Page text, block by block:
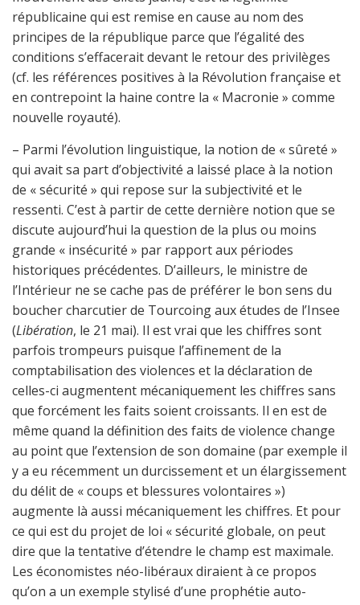
républicaine qui est remise en cause au nom des
principes de la république parce que l’égalité des
conditions s’effacerait devant le retour des privilèges
(cf. les références positives à la Révolution française et
en contrepoint la haine contre la « Macronie » comme
nouvelle royauté).
– Parmi l’évolution linguistique, la notion de « sûreté »
qui avait sa part d’objectivité a laissé place à la notion
de « sécurité » qui repose sur la subjectivité et le
ressenti. C’est à partir de cette dernière notion que se
discute aujourd’hui la question de la plus ou moins
grande « insécurité » par rapport aux périodes
historiques précédentes. D’ailleurs, le ministre de
l’Intérieur ne se cache pas de préférer le bon sens du
boucher charcutier de Tourcoing aux études de l’Insee
(Libération, le 21 mai). Il est vrai que les chiffres sont
parfois trompeurs puisque l’affinement de la
comptabilisation des violences et la déclaration de
celles-ci augmentent mécaniquement les chiffres sans
que forcément les faits soient croissants. Il en est de
même quand la définition des faits de violence change
au point que l’extension de son domaine (par exemple il
y a eu récemment un durcissement et un élargissement
du délit de « coups et blessures volontaires »)
augmente là aussi mécaniquement les chiffres. Et pour
ce qui est du projet de loi « sécurité globale, on peut
dire que la tentative d’étendre le champ est maximale.
Les économistes néo-libéraux diraient à ce propos
qu’on a un exemple stylisé d’une prophétie auto-